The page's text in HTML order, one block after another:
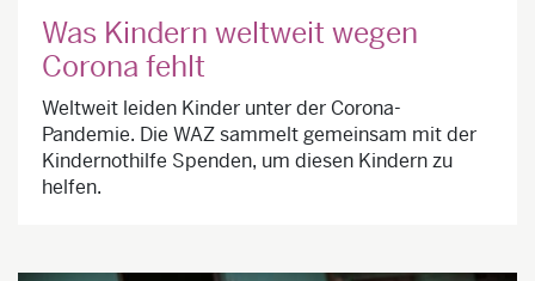
Was Kindern weltweit wegen
Corona fehlt
Weltweit leiden Kinder unter der Corona-
Pandemie. Die WAZ sammelt gemeinsam mit der
Kindernothilfe Spenden, um diesen Kindern zu
helfen.